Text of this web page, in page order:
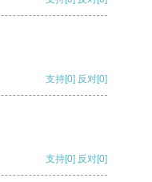
支持[0] 反对[0]
支持[0] 反对[0]